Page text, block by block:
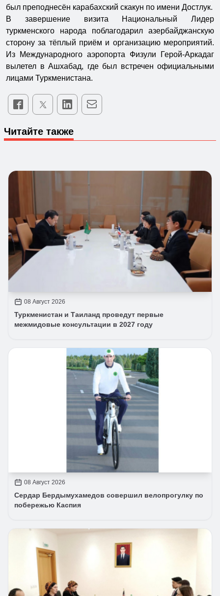
был преподнесён карабахский скакун по имени Достлук.
В завершение визита Национальный Лидер
туркменского народа поблагодарил азербайджанскую
сторону за тёплый приём и организацию мероприятий.
Из Международного аэропорта Физули Герой-Аркадаг
вылетел в Ашхабад, где был встречен официальными
лицами Туркменистана.
Читайте также
08 Август 2026
Туркменистан и Таиланд проведут первые
межмидовые консультации в 2027 году
08 Август 2026
Сердар Бердымухамедов совершил велопрогулку по
побережью Каспия